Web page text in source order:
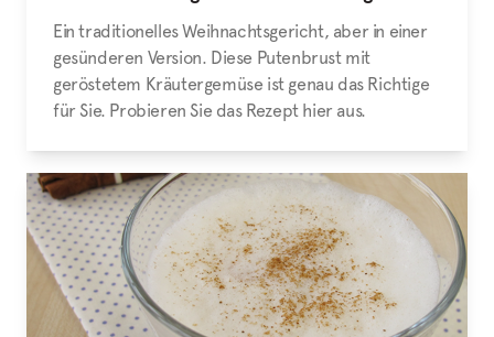
Ein traditionelles Weihnachtsgericht, aber in einer
gesünderen Version. Diese Putenbrust mit
geröstetem Kräutergemüse ist genau das Richtige
für Sie. Probieren Sie das Rezept hier aus.